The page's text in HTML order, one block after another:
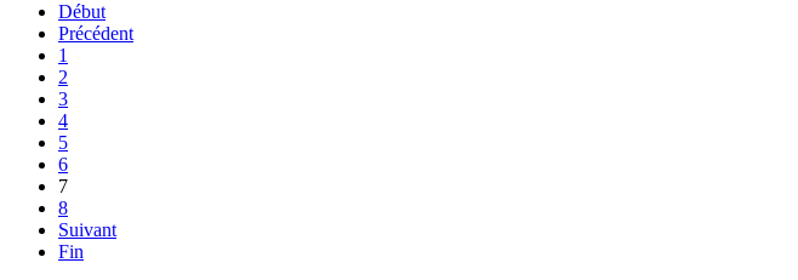
Début
Précédent
1
2
3
4
5
6
7
8
Suivant
Fin